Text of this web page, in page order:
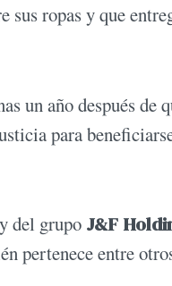
ropas y que
un año después de
para
del grupo J&F
pertenece entre